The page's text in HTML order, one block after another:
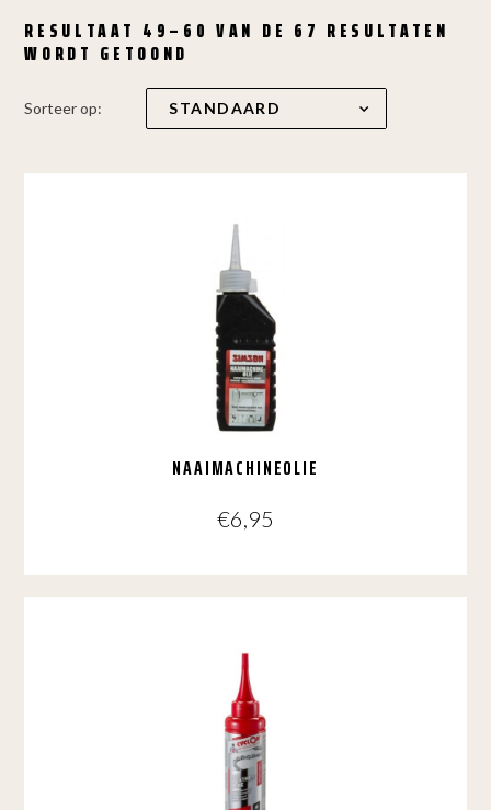
RESULTAAT 49–60 VAN DE 67 RESULTATEN
WORDT GETOOND
Sorteer op:
NAAIMACHINEOLIE
€6,95